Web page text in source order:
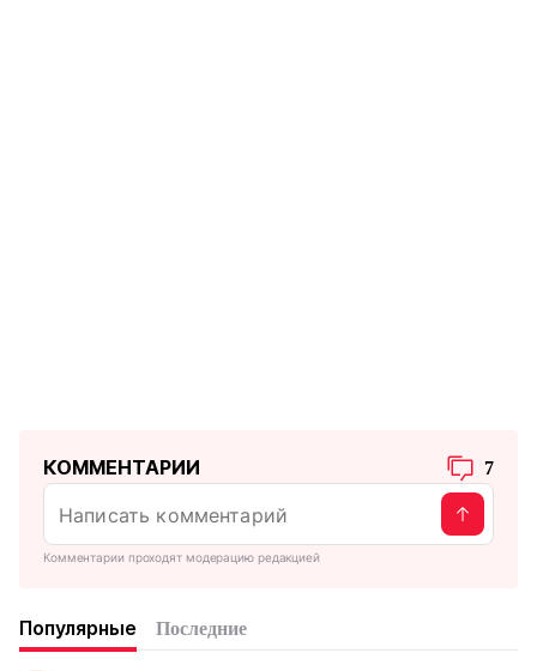
КОММЕНТАРИИ 7
Комментарии проходят модерацию редакцией
Популярные Последние